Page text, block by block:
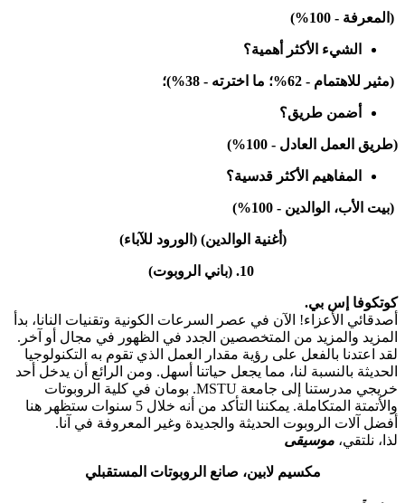
(المعرفة - 100%)
الشيء الأكثر أهمية؟
(مثير للاهتمام - 62%؛ ما اخترته - 38%)؛
أضمن طريق؟
(طريق العمل العادل - 100%)
المفاهيم الأكثر قدسية؟
(بيت الأب، الوالدين - 100%)
(أغنية الوالدين) (الورود للآباء)
10. (باني الروبوت)
كوتكوفا إس بي.
أصدقائي الأعزاء! الآن في عصر السرعات الكونية وتقنيات النانا، بدأ
المزيد والمزيد من المتخصصين الجدد في الظهور في مجال أو آخر.
لقد اعتدنا بالفعل على رؤية مقدار العمل الذي تقوم به التكنولوجيا
الحديثة بالنسبة لنا، مما يجعل حياتنا أسهل. ومن الرائع أن يدخل أحد
خريجي مدرستنا إلى جامعة MSTU. بومان في كلية الروبوتات
والأتمتة المتكاملة. يمكننا التأكد من أنه خلال 5 سنوات ستظهر هنا
أفضل آلات الروبوت الحديثة والجديدة وغير المعروفة في آنا.
لذا، نلتقي، موسيقى
مكسيم لابين، صانع الروبوتات المستقبلي